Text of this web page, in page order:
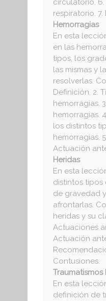
circulatorio. 6.
respiratorio. 7.
Hemorragias
En esta
en las
tipos, los
las mismas y
resolverlas.
Definición. 2.
hemorragias.
hemorragias.
los distintos
hemorragias.
Actuación
Heridas
En esta
distintos tipos
de gravedad
afrontarlas.
heridas y su
Actuaciones
Actuación
Contusiones.
Traumatismos I
En esta
definición de